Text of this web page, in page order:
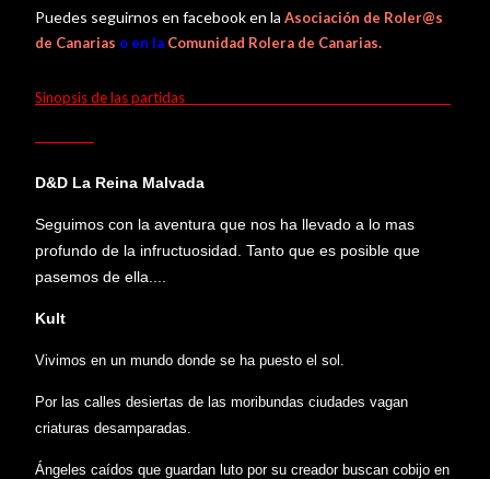
Puedes seguirnos en facebook en la Asociación de Roler@s
de Canarias o en la Comunidad Rolera de Canarias.
Sinopsis de las partidas
D&D La Reina Malvada
Seguimos con la aventura que nos ha llevado a lo mas
profundo de la infructuosidad. Tanto que es posible que
pasemos de ella....
Kult
Vivimos en un mundo donde se ha puesto el sol.
Por las calles desiertas de las moribundas ciudades vagan
criaturas desamparadas.
Ángeles caídos que guardan luto por su creador buscan cobijo en